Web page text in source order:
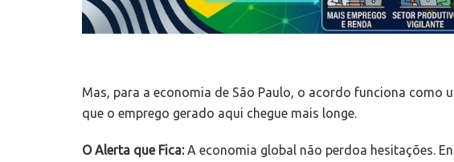
Mas, para a economia de São Paulo, o acordo funciona como
que o emprego gerado aqui chegue mais longe.
O Alerta que Fica:A economia global não perdoa hesitações.